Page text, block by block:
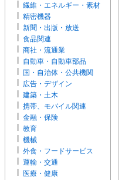
繊維・エネルギー・素材
精密機器
新聞・出版・放送
食品関連
商社・流通業
自動車・自動車部品
国・自治体・公共機関
広告・デザイン
建築・土木
携帯、モバイル関連
金融・保険
教育
機械
外食・フードサービス
運輸・交通
医療・健康